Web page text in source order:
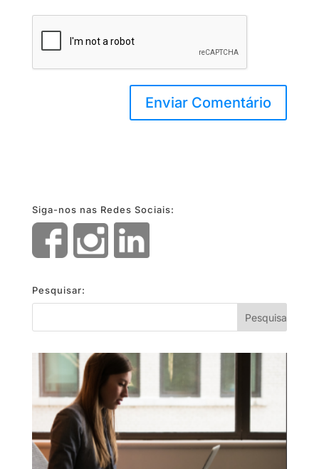
Siga-nos nas Redes Sociais:
Pesquisar: